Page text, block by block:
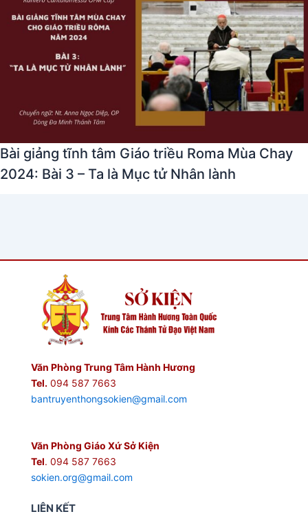
Bài giảng tĩnh tâm Giáo triều Roma Mùa Chay
2024: Bài 3 – Ta là Mục tử Nhân lành
Văn Phòng Trung Tâm Hành Hương
Tel. 094 587 7663
bantruyenthongsokien@gmail.com
Văn Phòng Giáo Xứ Sở Kiện
Tel. 094 587 7663
sokien.org@gmail.com
LIÊN KẾT